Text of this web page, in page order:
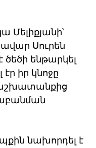
Մելիքյանի՝
Սուրեն
ենթարկել
էր իր կնոջը
աշխատանքից
նախորդել է